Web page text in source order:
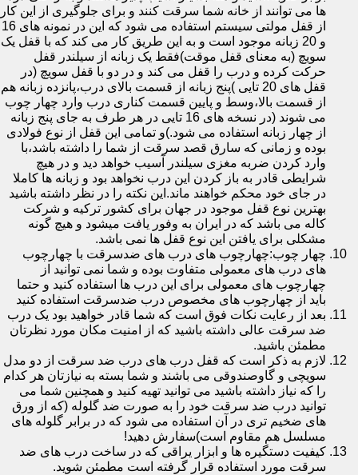
ها می توانند از خانه شما سرقت کنند و برای جلوگیری از این کار
از قفل مولتی سیستم استفاده می شود که این در نمونه های 16
و 20 زبانه موجود است و به این طریق کار می کند که با قفل یک
سویچ (به معنای قفل موقت)فقط یک زبانه از سیلندر قفل
حرکت کرده و درب را قفل می کند و در دو با قفل سویچ (در
قفل های 20 تایی )پنج زبانه از قسمت بالای درب،پانزده زبانه هم
از قسمت بالا،وسط و پایین قسمت کناری درب وارد چهار چوب
می شوند (در نسخه های 16 تایی در هر طرف به جای پنج زبانه
از چهار زبانه استفاده می شود.)و تمامی این قفل از نوع فولادی
بوده و زمانی که سارق قصد سرقت از شما را داشته باشد،با
وارد کردن ضربه مغزی سیلندر آسیب خواهد دید و در هیچ
شرایطی قادر به باز کردن این درب نخواهد بود و زبانه ها کاملا
در جای خود محکم خواهند ماند.این نکته را در نظر داشته باشید
بهترین نوع قفل موجود در جهان برای کشور ترکیه و شرکت
کاله می باشد که در ایران به وفور یافت میشود و هیچ گونه
مشکلی برای یافتن این نوع قفل ها نمی باشد.
چهار چوب:چهارچوب های درب های ضدسرقت با چهارچوب
های درب های معمولی متفاوت بوده و شما نمی توانید از
چهارچوب های معمولی برای این درب ها استفاده کنید و حتما
باید از چهارچوب های مخصوص درب ضدسرقت استفاده کنید
بعد از رعایت نکات فوق است که شما قادر خواهید بود یک درب
ضد سرقت عالی داشته باشید که از امنیت مکان مورد نظرتان
مطمئن باشید.
لازم به ذکر است که قفل درب های درب ضد سرقت از دو مدل
سویچی و گاوصندوقی می باشند و شما بسته به نیازتان هر کدام
را که نیاز داشته باشید می توانید تهیه کنید و همچنین شما می
توانید درب ضد سرقت خود را به صورت ضد گلوله (که از ورق
های ضخیم تری در آن استفاده می شود که در برابر گلوله های
مسلسل هم مقاوم است)سفارش دهید!
کیفیت دستگیره ها و ابزار یراقی که در ساخت درب های ضد
سرقت مورد استفاده قرار گرفته است مطمئن شوید.